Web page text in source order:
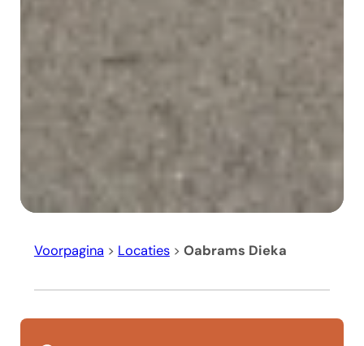
Voorpagina > Locaties> Oabrams Dieka